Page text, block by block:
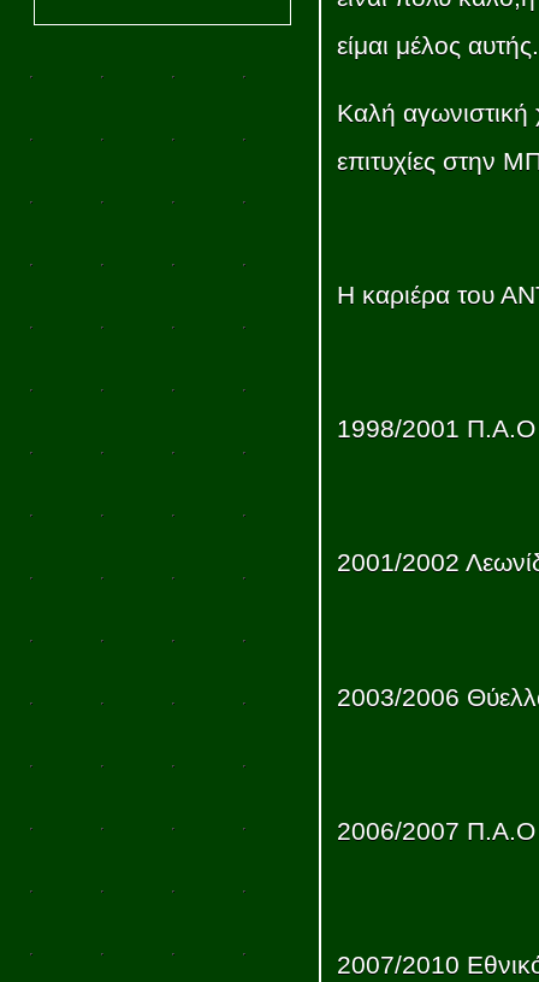
είμαι μέλος αυτής.
Καλή αγωνιστική
επιτυχίες στην
Η καριέρα του
1998/2001
2001/2002
2003/2006
2006/2007
2007/2010